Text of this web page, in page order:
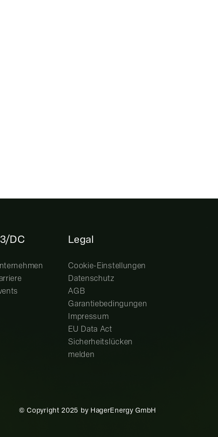
DC Legal
Cookie-Einstellungen
Datenschutz
AGB
Garantiebedingungen
Impressum
EU Data Act
Sicherheitslücken
melden
© Copyright 2025 by HagerEnergy GmbH